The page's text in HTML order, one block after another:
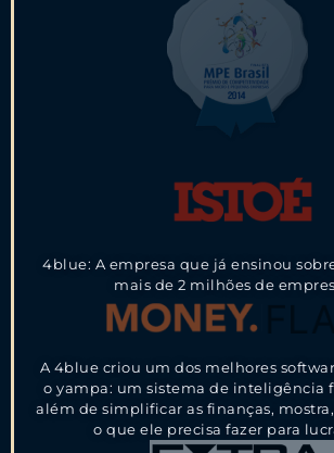
4blue: A empresa que já ensinou
mais de 2 milhões de
A 4blue criou um dos melhores
o yampa: um sistema de inteligência
além de simplificar as finanças,
o que ele precisa fazer para